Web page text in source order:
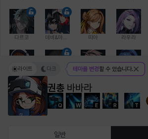
다르코 띠아 라우라
레온 루크 르노어
권총 바바라
Q W E R T
라이트 다크 테마를 변경할 수 있습니다.
일반